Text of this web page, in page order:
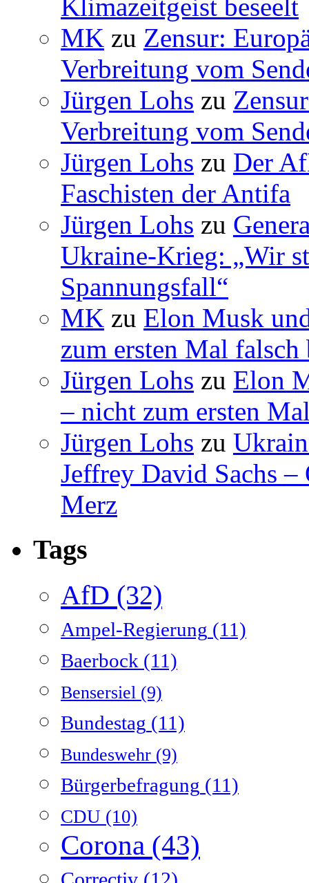
Klimazeitgeist beseelt
MK zu Zensur:
Verbreitung vom
Jürgen Lohs zu
Verbreitung vom
Jürgen Lohs zu Der
Faschisten der Antifa
Jürgen Lohs zu
Ukraine-Krieg: „Wir
Spannungsfall“
MK zu Elon Musk
zum ersten Mal falsch
Jürgen Lohs zu Elon
– nicht zum ersten
Jürgen Lohs zu
Jeffrey David Sachs
Merz
Tags
AfD (32)
Ampel-Regierung (11)
Baerbock (11)
Bensersiel (9)
Bundestag (11)
Bundeswehr (9)
Bürgerbefragung (11)
CDU (10)
Corona (43)